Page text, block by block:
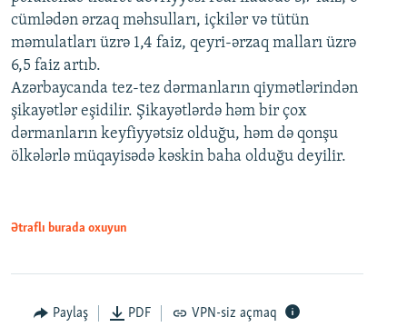
cümlədən ərzaq məhsulları, içkilər və tütün
məmulatları üzrə 1,4 faiz, qeyri-ərzaq malları üzrə
6,5 faiz artıb.
Azərbaycanda tez-tez dərmanların qiymətlərindən
şikayətlər eşidilir. Şikayətlərdə həm bir çox
dərmanların keyfiyyətsiz olduğu, həm də qonşu
ölkələrlə müqayisədə kəskin baha olduğu deyilir.
Ətraflı burada oxuyun
Paylaş PDF VPN-siz açmaq